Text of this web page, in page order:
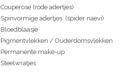
Couperose (rode adertjes)
Spinvormige adertjes (spider naevi)
Bloedblaasje
Pigmentvlekken / Ouderdomsvlekken
Permanente make-up
Steelwratjes